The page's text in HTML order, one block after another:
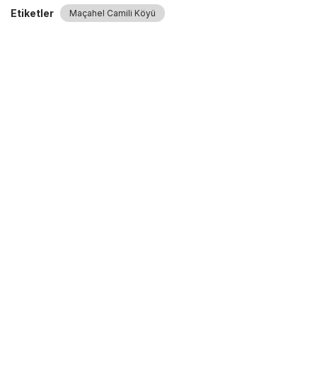
Etiketler Maçahel Camili Köyü